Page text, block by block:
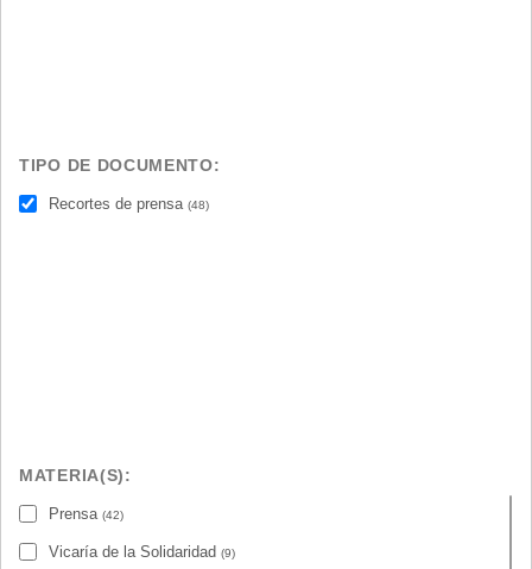
TIPO DE DOCUMENTO:
Recortes de prensa (48)
MATERIA(S):
Prensa (42)
Vicaría de la Solidaridad (9)